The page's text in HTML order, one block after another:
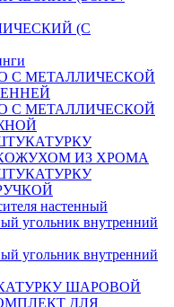
(С
С МЕТАЛЛИЧЕСКОЙ
С МЕТАЛЛИЧЕСКОЙ
ИЗ ХРОМА
настенный
угольник внутренний
угольник внутренний
ШАРОВОЙ
ДЛЯ